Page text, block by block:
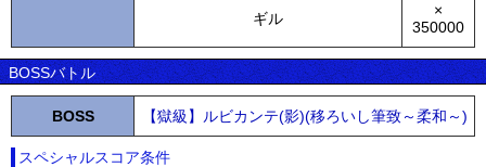
ギル
×
350000
BOSSバトル
BOSS 【獄級】ルビカンテ(影)(移ろいし筆致～柔和～)
スペシャルスコア条件